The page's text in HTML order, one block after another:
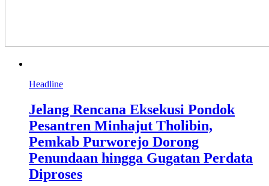
Headline
Jelang Rencana Eksekusi Pondok
Pesantren Minhajut Tholibin,
Pemkab Purworejo Dorong
Penundaan hingga Gugatan Perdata
Diproses